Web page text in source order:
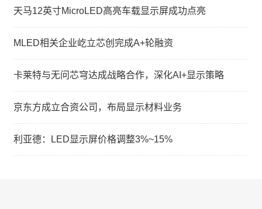
天马12英寸MicroLED高亮车载显示屏成功点亮
MLED相关企业屹立芯创完成A+轮融资
卡莱特与无问芯穹达成战略合作，深化AI+显示策略
京东方成立合资公司，布局显示材料业务
利亚德：LED显示屏价格调整3%~15%